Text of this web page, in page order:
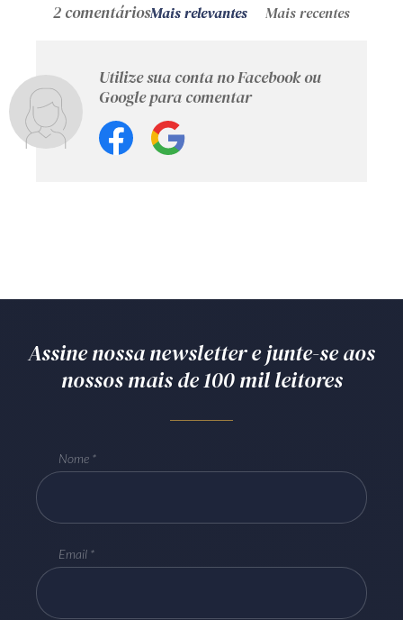
2 comentáriosMais relevantes Mais recentes
Utilize sua conta no Facebook ou
Google para comentar
Assine nossa newsletter e junte-se aos
nossos mais de 100 mil leitores
Nome
Email